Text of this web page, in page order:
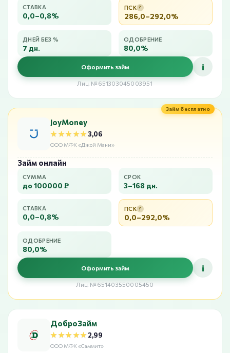
СТАВКА
0,0–0,8%
ПСК ?
286,0–292,0%
ДНЕЙ БЕЗ %
7 дн.
ОДОБРЕНИЕ
80,0%
Оформить займ i
Лиц. №651303045003951
Займ бесплатно
JoyMoney
★★★★★
★★★★★3,06
ООО МФК «Джой Мани»
Займ онлайн
СУММА
до 100000 ₽
СРОК
3–168 дн.
СТАВКА
0,0–0,8%
ПСК ?
0,0–292,0%
ОДОБРЕНИЕ
80,0%
Оформить займ i
Лиц. №651403550005450
ДоброЗайм
★★★★★
★★★★★2,99
ООО МФК «Саммит»